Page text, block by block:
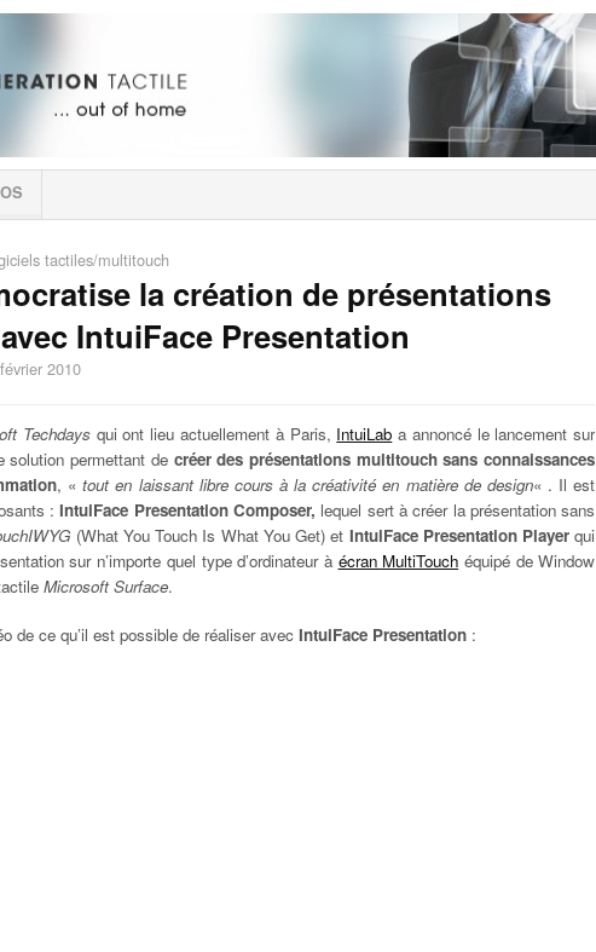
tactiles/multitouch
la création de présentations
IntuiFace Presentation
2010
Techdaysqui ont lieu actuellement à Paris, IntuiLab a annoncé le lancement sur
solution permettant de créer des présentations multitouch sans connaissances
, «tout en laissant libre cours à la créativité en matière de design« . Il est
:IntuiFace Presentation Composer, lequel sert à créer la présentation sans
(What You Touch Is What You Get) et IntuiFace Presentation Player qui
sur n’importe quel type d’ordinateur à écran MultiTouch équipé de Window
Microsoft Surface.
de ce qu’il est possible de réaliser avec IntuiFace Presentation: